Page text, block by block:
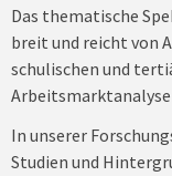
Das thematische
breit und reicht von
schulischen und
In unserer
Studien und